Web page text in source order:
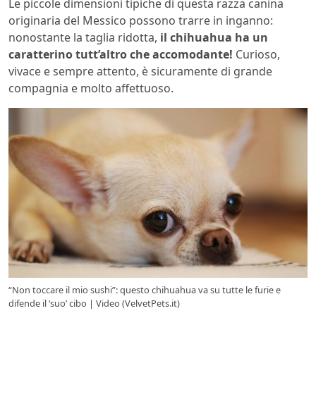
Le piccole dimensioni tipiche di questa razza canina
originaria del Messico possono trarre in inganno:
nonostante la taglia ridotta, il chihuahua ha un
caratterino tutt’altro che accomodante! Curioso,
vivace e sempre attento, è sicuramente di grande
compagnia e molto affettuoso.
“Non toccare il mio sushi”: questo chihuahua va su tutte le furie e
difende il ‘suo’ cibo | Video (VelvetPets.it)